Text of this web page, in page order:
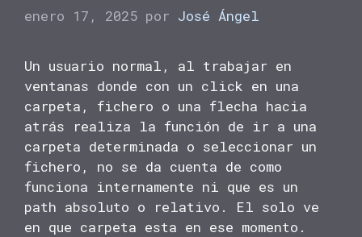
enero 17, 2025 por José Ángel
Un usuario normal, al trabajar en
ventanas donde con un click en una
carpeta, fichero o una flecha hacia
atrás realiza la función de ir a una
carpeta determinada o seleccionar un
fichero, no se da cuenta de como
funciona internamente ni que es un
path absoluto o relativo. El solo ve
en que carpeta esta en ese momento.